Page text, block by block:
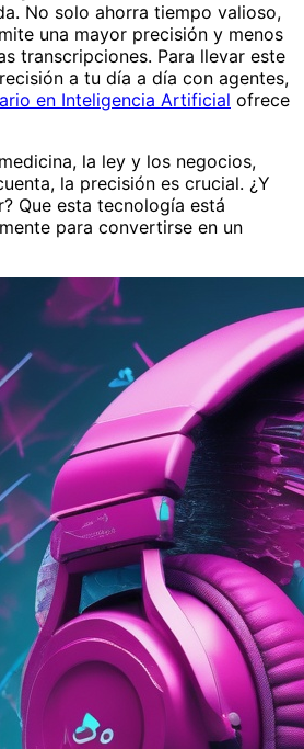
No solo ahorra tiempo valioso,
una mayor precisión y menos
transcripciones. Para llevar este
a tu día a día con agentes,
en Inteligencia Artificial ofrece
la ley y los negocios,
la precisión es crucial. ¿Y
Que esta tecnología está
para convertirse en un